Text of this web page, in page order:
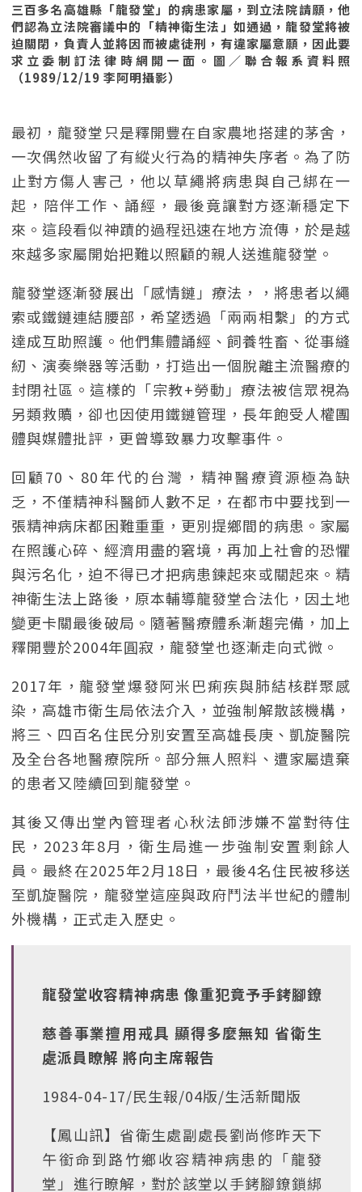
三百多名高雄縣「龍發堂」的病患家屬，到立法院請願，他
們認為立法院審議中的「精神衛生法」如通過，龍發堂將被
迫關閉，負責人並將因而被處徒刑，有違家屬意願，因此要
求立委制訂法律時網開一面。圖／聯合報系資料照
（1989/12/19 李阿明攝影）
最初，龍發堂只是釋開豐在自家農地搭建的茅舍，
一次偶然收留了有縱火行為的精神失序者。為了防
止對方傷人害己，他以草繩將病患與自己綁在一
起，陪伴工作、誦經，最後竟讓對方逐漸穩定下
來。這段看似神蹟的過程迅速在地方流傳，於是越
來越多家屬開始把難以照顧的親人送進龍發堂。
龍發堂逐漸發展出「感情鏈」療法，，將患者以繩
索或鐵鏈連結腰部，希望透過「兩兩相繫」的方式
達成互助照護。他們集體誦經、飼養牲畜、從事縫
紉、演奏樂器等活動，打造出一個脫離主流醫療的
封閉社區。這樣的「宗教+勞動」療法被信眾視為
另類救贖，卻也因使用鐵鏈管理，長年飽受人權團
體與媒體批評，更曾導致暴力攻擊事件。
回顧70、80年代的台灣，精神醫療資源極為缺
乏，不僅精神科醫師人數不足，在都市中要找到一
張精神病床都困難重重，更別提鄉間的病患。家屬
在照護心碎、經濟用盡的窘境，再加上社會的恐懼
與污名化，迫不得已才把病患鍊起來或關起來。精
神衛生法上路後，原本輔導龍發堂合法化，因土地
變更卡關最後破局。隨著醫療體系漸趨完備，加上
釋開豐於2004年圓寂，龍發堂也逐漸走向式微。
2017年，龍發堂爆發阿米巴痢疾與肺結核群聚感
染，高雄市衛生局依法介入，並強制解散該機構，
將三、四百名住民分別安置至高雄長庚、凱旋醫院
及全台各地醫療院所。部分無人照料、遭家屬遺棄
的患者又陸續回到龍發堂。
其後又傳出堂內管理者心秋法師涉嫌不當對待住
民，2023年8月，衛生局進一步強制安置剩餘人
員。最終在2025年2月18日，最後4名住民被移送
至凱旋醫院，龍發堂這座與政府鬥法半世紀的體制
外機構，正式走入歷史。
龍發堂收容精神病患 像重犯竟予手銬腳鐐
慈善事業擅用戒具 顯得多麼無知 省衛生
處派員瞭解 將向主席報告
1984-04-17/民生報/04版/生活新聞版
【鳳山訊】省衛生處副處長劉尚修昨天下
午銜命到路竹鄉收容精神病患的「龍發
堂」進行瞭解，對於該堂以手銬腳鐐鎖綁